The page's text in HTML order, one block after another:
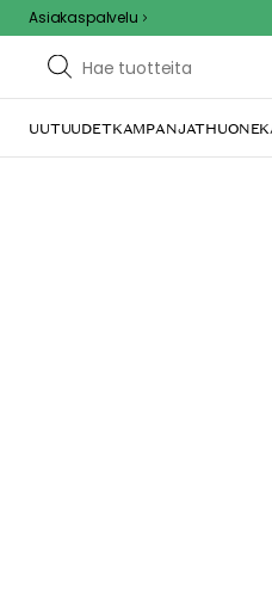
Asiakaspalvelu
UUTUUDETKAMPANJAT